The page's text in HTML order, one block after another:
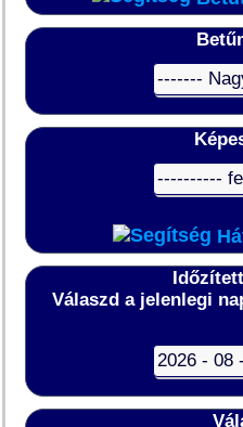
Válaszd a jelenlegi